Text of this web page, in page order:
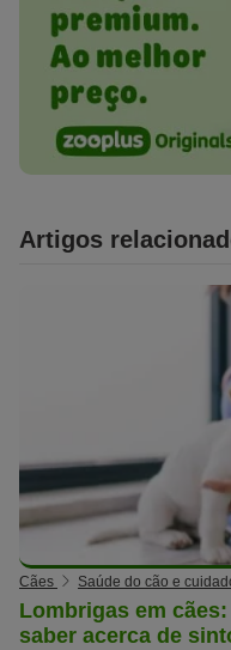
Artigos
Cães Saúde do cão e
Lombrigas em
saber acerca de